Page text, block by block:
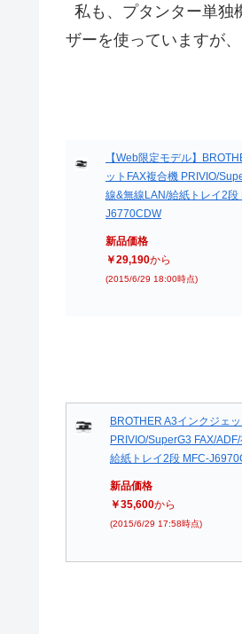
私も、プタンター単独
ザーを使っていますが
【Web限定モデル】
ットFAX複合機 PRIVIO/
線&無線LAN/給紙トレイ2段
J6770CDW
新品価格
￥29,190から
(2015/6/29 18:00時点)
BROTHER A3インクジェ
PRIVIO/SuperG3 FAX/
給紙トレイ2段 MFC-
新品価格
￥35,600から
(2015/6/29 17:58時点)